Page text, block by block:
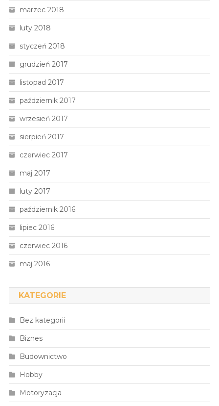
marzec 2018
luty 2018
styczeń 2018
grudzień 2017
listopad 2017
październik 2017
wrzesień 2017
sierpień 2017
czerwiec 2017
maj 2017
luty 2017
październik 2016
lipiec 2016
czerwiec 2016
maj 2016
KATEGORIE
Bez kategorii
Biznes
Budownictwo
Hobby
Motoryzacja